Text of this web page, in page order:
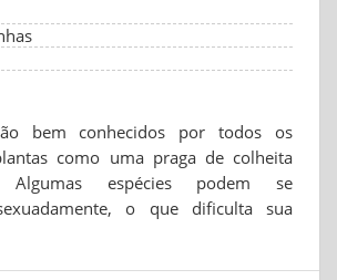
bem conhecidos por todos os
como uma praga de colheita
Algumas espécies podem se
o que dificulta sua